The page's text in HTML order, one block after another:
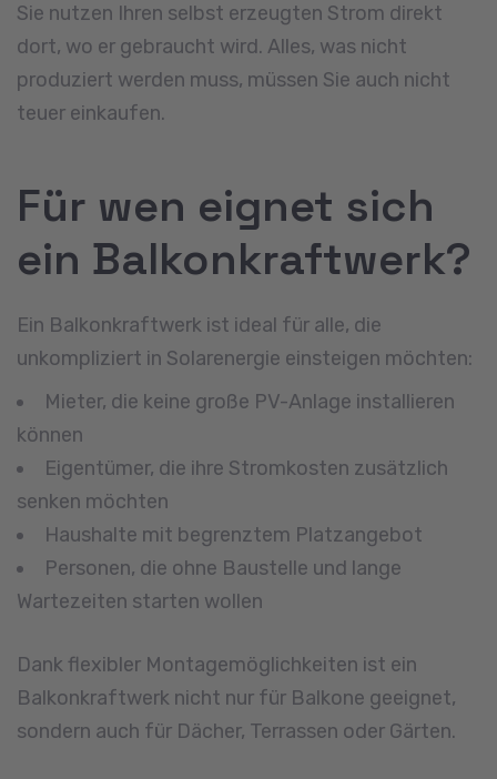
Sie nutzen Ihren selbst erzeugten Strom direkt
dort, wo er gebraucht wird. Alles, was nicht
produziert werden muss, müssen Sie auch nicht
teuer einkaufen.
Für wen eignet sich
ein Balkonkraftwerk?
Ein Balkonkraftwerk ist ideal für alle, die
unkompliziert in Solarenergie einsteigen möchten:
Mieter, die keine große PV-Anlage installieren
können
Eigentümer, die ihre Stromkosten zusätzlich
senken möchten
Haushalte mit begrenztem Platzangebot
Personen, die ohne Baustelle und lange
Wartezeiten starten wollen
Dank flexibler Montagemöglichkeiten ist ein
Balkonkraftwerk nicht nur für Balkone geeignet,
sondern auch für Dächer, Terrassen oder Gärten.